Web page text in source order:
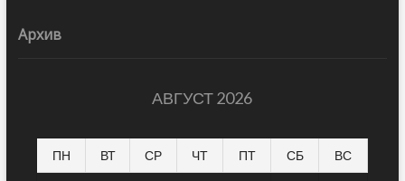
Архив
АВГУСТ 2026
ПН ВТ СР ЧТ ПТ СБ ВС